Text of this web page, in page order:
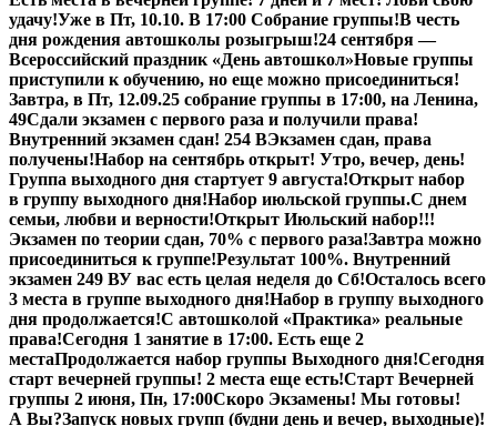
удачу!Уже в Пт, 10.10. В 17:00 Собрание группы!В честь
дня рождения автошколы розыгрыш!24 сентября —
Всероссийский праздник «День автошкол»Новые группы
приступили к обучению, но еще можно присоединиться!
Завтра, в Пт, 12.09.25 собрание группы в 17:00, на Ленина,
49Сдали экзамен с первого раза и получили права!
Внутренний экзамен сдан! 254 ВЭкзамен сдан, права
получены!Набор на сентябрь открыт! Утро, вечер, день!
Группа выходного дня стартует 9 августа!Открыт набор
в группу выходного дня!Набор июльской группы.С днем
семьи, любви и верности!Открыт Июльский набор!!!
Экзамен по теории сдан, 70% с первого раза!Завтра можно
присоединиться к группе!Результат 100%. Внутренний
экзамен 249 ВУ вас есть целая неделя до Сб!Осталось всего
3 места в группе выходного дня!Набор в группу выходного
дня продолжается!С автошколой «Практика» реальные
права!Сегодня 1 занятие в 17:00. Есть еще 2
местаПродолжается набор группы Выходного дня!Сегодня
старт вечерней группы! 2 места еще есть!Старт Вечерней
группы 2 июня, Пн, 17:00Скоро Экзамены! Мы готовы!
А Вы?Запуск новых групп (будни день и вечер, выходные)!